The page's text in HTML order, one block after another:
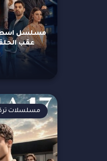
مسلسل
عقب الحلقة 9
مسلسلات